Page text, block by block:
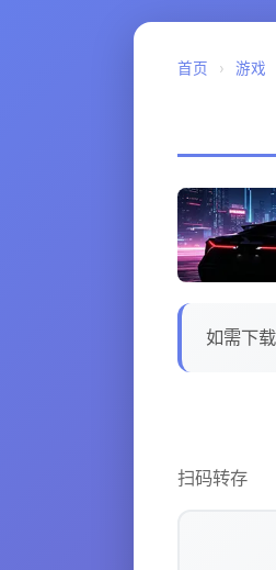
首页 › 游戏
如需下
扫码转存